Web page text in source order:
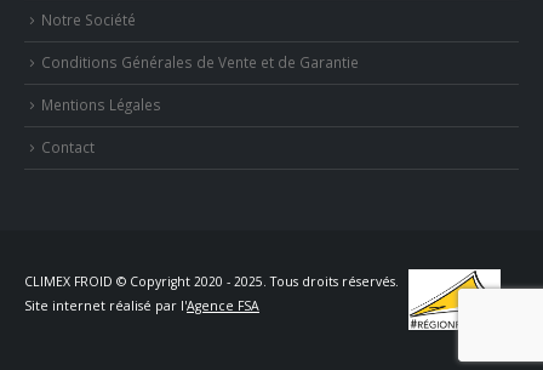
Notre Société
Conditions Générales de Vente et de Garantie
Mentions Légales
Contact
CLIMEX FROID © Copyright 2020 - 2025. Tous droits réservés.
Site internet réalisé par l'Agence FSA